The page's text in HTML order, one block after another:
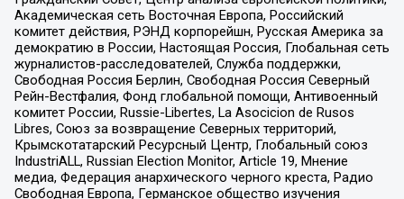
Академическая сеть Восточная Европа, Российский
комитет действия, РЭНД корпорейшн, Русская Америка за
демократию в России, Настоящая Россия, Глобальная сеть
журналистов-расследователей, Служба поддержки,
Свободная Россия Берлин, Свободная Россия Северный
Рейн-Вестфалия, Фонд глобальной помощи, Антивоенный
комитет России, Russie-Libertes, La Asocicion de Rusos
Libres, Союз за возвращение Северных территорий,
Крымскотатарский Ресурсный Центр, Глобальный союз
IndustriALL, Russian Election Monitor, Article 19, Мнение
медиа, Федерация анархического черного креста, Радио
Свободная Европа, Германское общество изучения